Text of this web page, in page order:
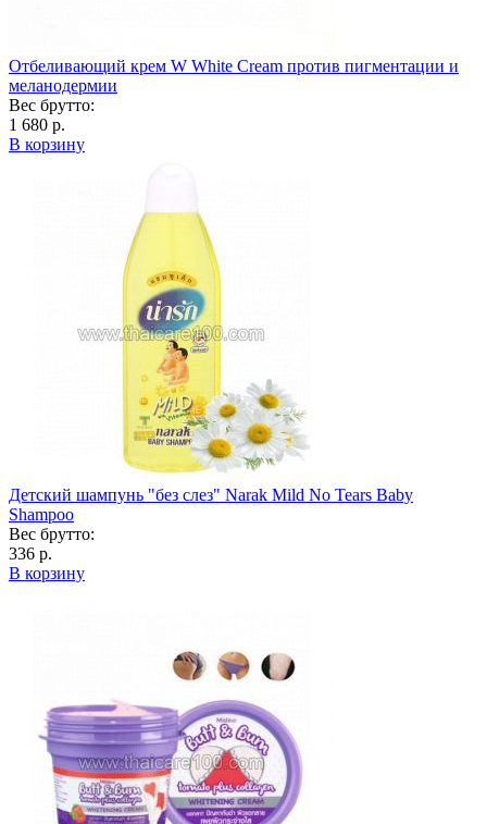
Отбеливающий крем W White Cream против пигментации и
меланодермии
Вес брутто:
1 680 р.
В корзину
Детский шампунь "без слез" Narak Mild No Tears Baby
Shampoo
Вес брутто:
336 р.
В корзину